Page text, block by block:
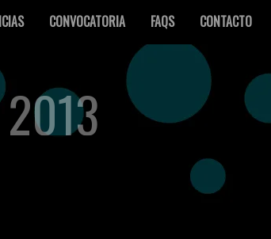
CONVOCATORIA FAQS CONTACTO
2013